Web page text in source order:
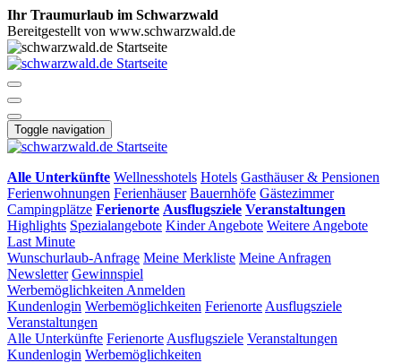
Ihr Traumurlaub im Schwarzwald
Bereitgestellt von www.schwarzwald.de
Toggle navigation
Alle Unterkünfte Wellnesshotels Hotels Gasthäuser & Pensionen
Ferienwohnungen Ferienhäuser Bauernhöfe Gästezimmer
Campingplätze Ferienorte Ausflugsziele Veranstaltungen
Highlights Spezialangebote Kinder Angebote Weitere Angebote
Last Minute
Wunschurlaub-Anfrage Meine Merkliste Meine Anfragen
Newsletter Gewinnspiel
Werbemöglichkeiten Anmelden
Kundenlogin Werbemöglichkeiten Ferienorte Ausflugsziele
Veranstaltungen
Alle Unterkünfte Ferienorte Ausflugsziele Veranstaltungen
Kundenlogin Werbemöglichkeiten